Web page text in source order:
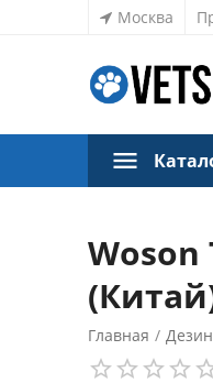
Москва
Woson
Главная /